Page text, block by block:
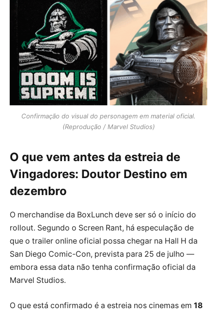
Confirmação do visual do personagem em material oficial.
(Reprodução / Marvel Studios)
O que vem antes da estreia de
Vingadores: Doutor Destino em
dezembro
O merchandise da BoxLunch deve ser só o início do
rollout. Segundo o Screen Rant, há especulação de
que o trailer online oficial possa chegar na Hall H da
San Diego Comic-Con, prevista para 25 de julho —
embora essa data não tenha confirmação oficial da
Marvel Studios.
O que está confirmado é a estreia nos cinemas em 18